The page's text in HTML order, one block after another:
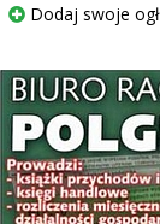
Dodaj swoje